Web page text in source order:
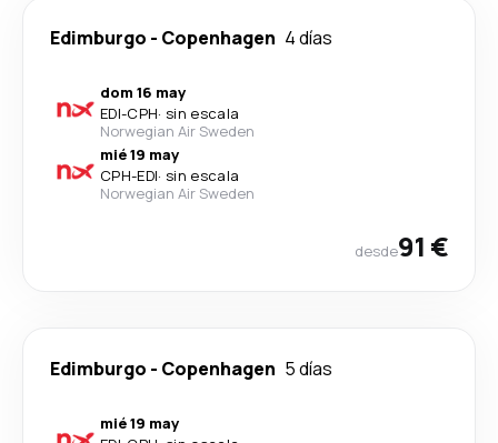
Edimburgo - Copenhagen 4 días
dom 16 may
EDI-CPH· sin escala
Norwegian Air Sweden
mié 19 may
CPH-EDI· sin escala
Norwegian Air Sweden
desde91 €
Edimburgo - Copenhagen 5 días
mié 19 may